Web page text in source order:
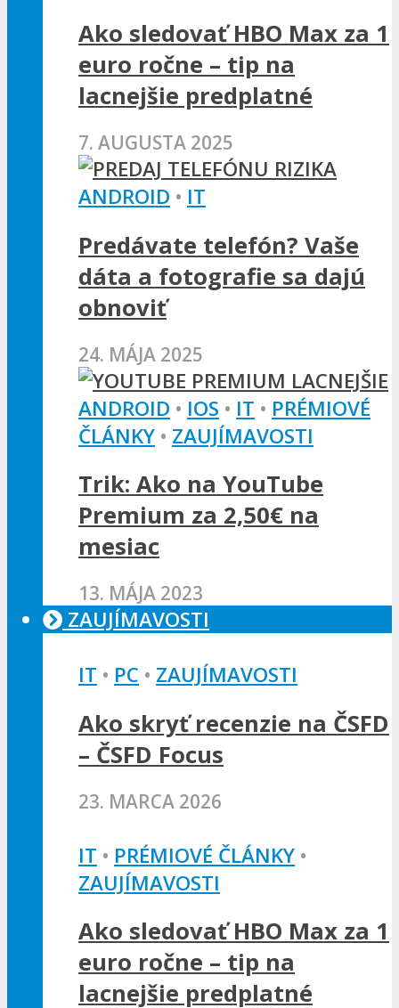
Ako sledovať HBO Max za 1
euro ročne – tip na
lacnejšie predplatné
7. AUGUSTA 2025
ANDROID • IT
Predávate telefón? Vaše
dáta a fotografie sa dajú
obnoviť
24. MÁJA 2025
ANDROID • IOS • IT • PRÉMIOVÉ
ČLÁNKY • ZAUJÍMAVOSTI
Trik: Ako na YouTube
Premium za 2,50€ na
mesiac
13. MÁJA 2023
ZAUJÍMAVOSTI
IT • PC • ZAUJÍMAVOSTI
Ako skryť recenzie na ČSFD
– ČSFD Focus
23. MARCA 2026
IT • PRÉMIOVÉ ČLÁNKY •
ZAUJÍMAVOSTI
Ako sledovať HBO Max za 1
euro ročne – tip na
lacnejšie predplatné